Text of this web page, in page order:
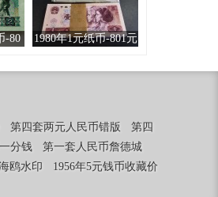
-80
1980年1元纸币-801元
第四套两元人民币错版
第四
分钱
第一套人民币詹德城
鸥水印
1956年5元钱币收藏价